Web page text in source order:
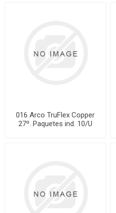
016 Arco TruFlex Copper
27º. Paquetes ind. 10/U